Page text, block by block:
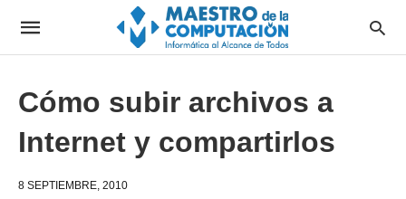
Cómo subir archivos a
Internet y compartirlos
8 SEPTIEMBRE, 2010